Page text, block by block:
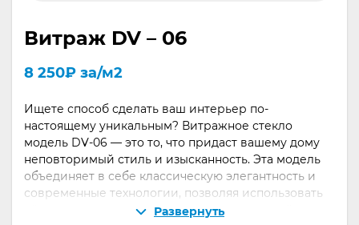
Витраж DV – 06
8 250₽ за/м2
Ищете способ сделать ваш интерьер по-
настоящему уникальным? Витражное стекло
модель DV-06 — это то, что придаст вашему дому
неповторимый стиль и изысканность. Эта модель
объединяет в себе классическую элегантность и
современные технологии, позволяя использовать
её как для украшения окон, так и для дверей,
Развернуть